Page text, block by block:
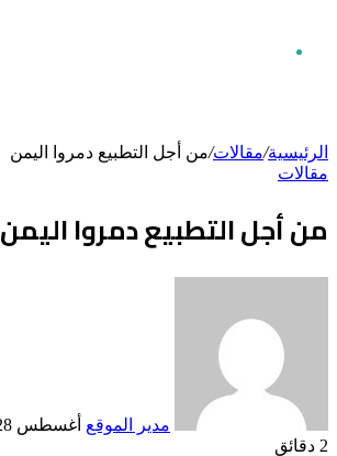
الرئيسية/مقالات/من أجل التطبيع دمروا اليمن
مقالات
من أجل التطبيع دمروا اليمن
مدير الموقع أغسطس 28, 2020
2 دقائق